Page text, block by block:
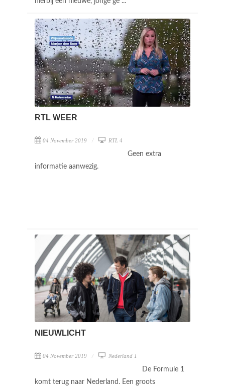
RTL WEER
04 November 2019 RTL 4
Geen extra
informatie aanwezig.
NIEUWLICHT
04 November 2019 Nederland 1
De Formule 1
komt terug naar Nederland. Een groots